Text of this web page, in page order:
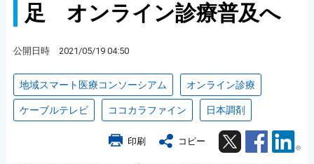
足 オンライン診療普及へ
公開日時 2021/05/19 04:50
地域スマート医療コンソーシアム オンライン診療
ケーブルテレビ ココカラファイン 日本調剤
印刷 コピー Twitter Facebook